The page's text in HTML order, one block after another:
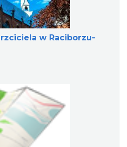
w Raciborzu-